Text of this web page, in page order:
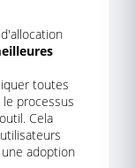
toutes
processus
Cela
adoption